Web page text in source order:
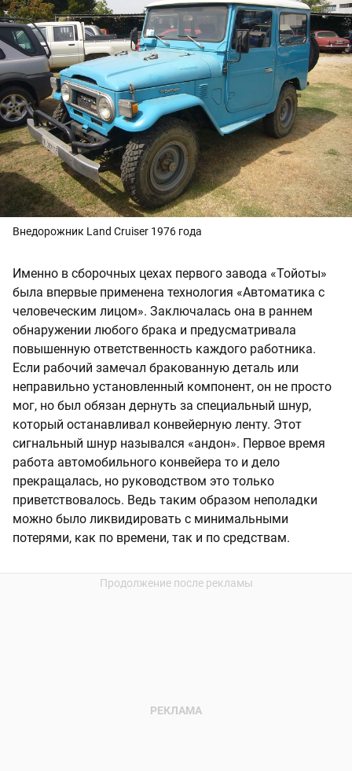
Внедорожник Land Cruiser 1976 года
Именно в сборочных цехах первого завода «Тойоты»
была впервые применена технология «Автоматика с
человеческим лицом». Заключалась она в раннем
обнаружении любого брака и предусматривала
повышенную ответственность каждого работника.
Если рабочий замечал бракованную деталь или
неправильно установленный компонент, он не просто
мог, но был обязан дернуть за специальный шнур,
который останавливал конвейерную ленту. Этот
сигнальный шнур назывался «андон». Первое время
работа автомобильного конвейера то и дело
прекращалась, но руководством это только
приветствовалось. Ведь таким образом неполадки
можно было ликвидировать с минимальными
потерями, как по времени, так и по средствам.